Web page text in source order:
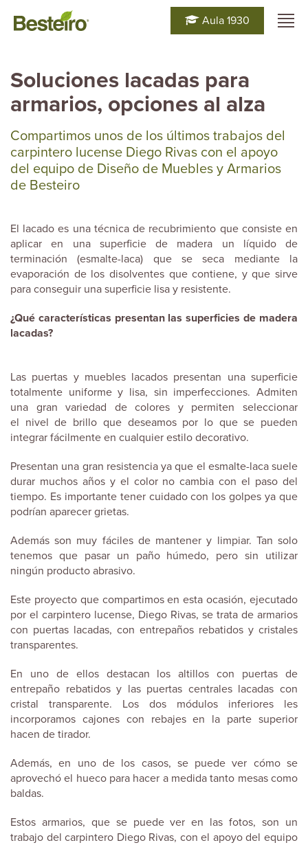
Aula 1930
Soluciones lacadas para
armarios, opciones al alza
Compartimos unos de los últimos trabajos del
carpintero lucense Diego Rivas con el apoyo
del equipo de Diseño de Muebles y Armarios
de Besteiro
El lacado es una técnica de recubrimiento que consiste en
aplicar en una superficie de madera un líquido de
terminación (esmalte-laca) que se seca mediante la
evaporación de los disolventes que contiene, y que sirve
para conseguir una superficie lisa y resistente.
¿Qué características presentan las superficies de madera
lacadas?
Las puertas y muebles lacados presentan una superficie
totalmente uniforme y lisa, sin imperfecciones. Admiten
una gran variedad de colores y permiten seleccionar
el nivel de brillo que deseamos por lo que se pueden
integrar fácilmente en cualquier estilo decorativo.
Presentan una gran resistencia ya que el esmalte-laca suele
durar muchos años y el color no cambia con el paso del
tiempo. Es importante tener cuidado con los golpes ya que
podrían aparecer grietas.
Además son muy fáciles de mantener y limpiar. Tan solo
tenemos que pasar un paño húmedo, pero sin utilizar
ningún producto abrasivo.
Este proyecto que compartimos en esta ocasión, ejecutado
por el carpintero lucense, Diego Rivas, se trata de armarios
con puertas lacadas, con entrepaños rebatidos y cristales
transparentes.
En uno de ellos destacan los altillos con puertas de
entrepaño rebatidos y las puertas centrales lacadas con
cristal transparente. Los dos módulos inferiores les
incorporamos cajones con rebajes en la parte superior
hacen de tirador.
Además, en uno de los casos, se puede ver cómo se
aprovechó el hueco para hacer a medida tanto mesas como
baldas.
Estos armarios, que se puede ver en las fotos, son un
trabajo del carpintero Diego Rivas, con el apoyo del equipo